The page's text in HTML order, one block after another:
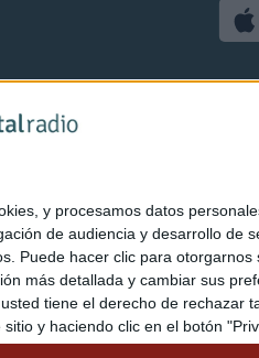
y procesamos datos
de audiencia y desarrollo de
Puede hacer clic para
más detallada y cambiar sus
tiene el derecho de rechazar
y haciendo clic en el botón